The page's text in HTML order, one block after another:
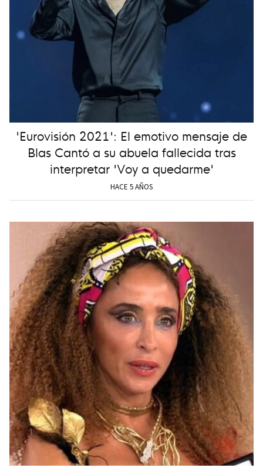
'Eurovisión 2021': El emotivo mensaje de
Blas Cantó a su abuela fallecida tras
interpretar 'Voy a quedarme'
HACE 5 AÑOS